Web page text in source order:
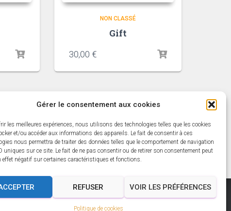
Gérer le consentement aux cookies
les meilleures expériences, nous utilisons des technologies telles que les cookies
et/ou accéder aux informations des appareils. Le fait de consentir à ces
nous permettra de traiter des données telles que le comportement de navigation
uniques sur ce site. Le fait de ne pas consentir ou de retirer son consentement peut
effet négatif sur certaines caractéristiques et fonctions.
REFUSER VOIR LES PRÉFÉRENCES
Politique de cookies
NON CLASSÉ
Gift
30,00 €